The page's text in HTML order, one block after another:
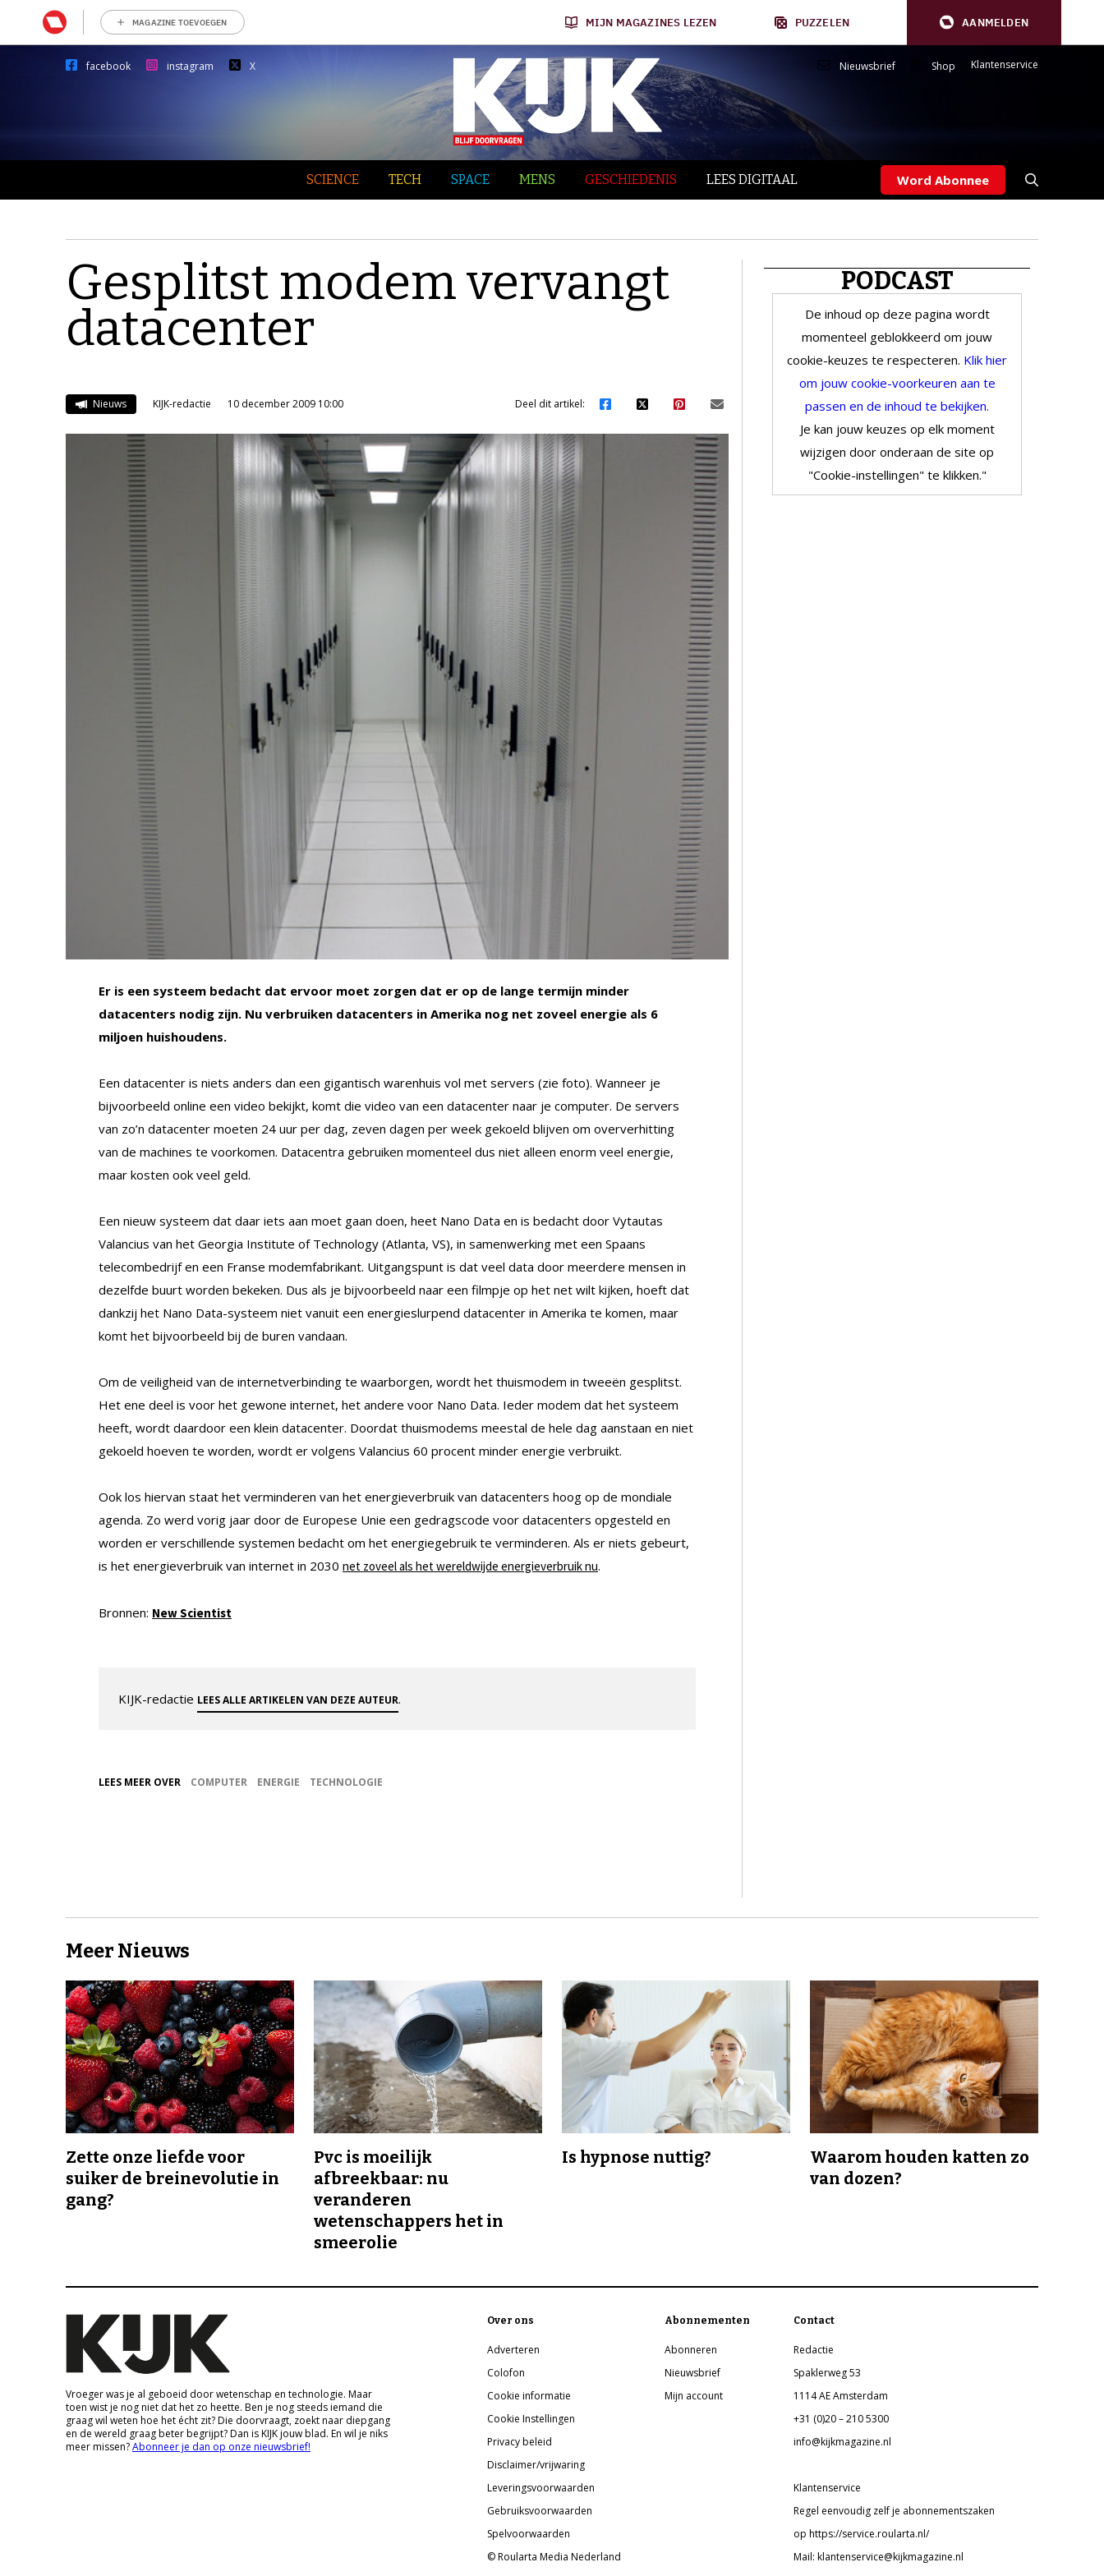
MAGAZINE TOEVOEGEN MIJN MAGAZINES LEZEN PUZZELEN AANMELDEN
facebook instagram X Nieuwsbrief Shop Klantenservice
SCIENCE TECH SPACE MENS GESCHIEDENIS LEES DIGITAAL Word Abonnee
Gesplitst modem vervangt
datacenter
Nieuws KIJK-redactie 10 december 2009 10:00 Deel dit artikel:
Er is een systeem bedacht dat ervoor moet zorgen dat er op de lange termijn minder
datacenters nodig zijn. Nu verbruiken datacenters in Amerika nog net zoveel energie als 6
miljoen huishoudens.
Een datacenter is niets anders dan een gigantisch warenhuis vol met servers (zie foto). Wanneer je
bijvoorbeeld online een video bekijkt, komt die video van een datacenter naar je computer. De servers
van zo’n datacenter moeten 24 uur per dag, zeven dagen per week gekoeld blijven om oververhitting
van de machines te voorkomen. Datacentra gebruiken momenteel dus niet alleen enorm veel energie,
maar kosten ook veel geld.
Een nieuw systeem dat daar iets aan moet gaan doen, heet Nano Data en is bedacht door Vytautas
Valancius van het Georgia Institute of Technology (Atlanta, VS), in samenwerking met een Spaans
telecombedrijf en een Franse modemfabrikant. Uitgangspunt is dat veel data door meerdere mensen in
dezelfde buurt worden bekeken. Dus als je bijvoorbeeld naar een filmpje op het net wilt kijken, hoeft dat
dankzij het Nano Data-systeem niet vanuit een energieslurpend datacenter in Amerika te komen, maar
komt het bijvoorbeeld bij de buren vandaan.
Om de veiligheid van de internetverbinding te waarborgen, wordt het thuismodem in tweeën gesplitst.
Het ene deel is voor het gewone internet, het andere voor Nano Data. Ieder modem dat het systeem
heeft, wordt daardoor een klein datacenter. Doordat thuismodems meestal de hele dag aanstaan en niet
gekoeld hoeven te worden, wordt er volgens Valancius 60 procent minder energie verbruikt.
Ook los hiervan staat het verminderen van het energieverbruik van datacenters hoog op de mondiale
agenda. Zo werd vorig jaar door de Europese Unie een gedragscode voor datacenters opgesteld en
worden er verschillende systemen bedacht om het energiegebruik te verminderen. Als er niets gebeurt,
is het energieverbruik van internet in 2030 net zoveel als het wereldwijde energieverbruik nu.
Bronnen: New Scientist
KIJK-redactie LEES ALLE ARTIKELEN VAN DEZE AUTEUR.
LEES MEER OVER COMPUTER ENERGIE TECHNOLOGIE
PODCAST
De inhoud op deze pagina wordt
momenteel geblokkeerd om jouw
cookie-keuzes te respecteren. Klik hier
om jouw cookie-voorkeuren aan te
passen en de inhoud te bekijken.
Je kan jouw keuzes op elk moment
wijzigen door onderaan de site op
"Cookie-instellingen" te klikken."
Meer Nieuws
Zette onze liefde voor
suiker de breinevolutie in
gang?
Pvc is moeilijk
afbreekbaar: nu
veranderen
wetenschappers het in
smeerolie
Is hypnose nuttig?
Waarom houden katten zo
van dozen?
Vroeger was je al geboeid door wetenschap en technologie. Maar
toen wist je nog niet dat het zo heette. Ben je nog steeds iemand die
graag wil weten hoe het écht zit? Die doorvraagt, zoekt naar diepgang
en de wereld graag beter begrijpt? Dan is KIJK jouw blad. En wil je niks
meer missen?Abonneer je dan op onze nieuwsbrief!
Over ons
Adverteren
Colofon
Cookie informatie
Cookie Instellingen
Privacy beleid
Disclaimer/vrijwaring
Leveringsvoorwaarden
Gebruiksvoorwaarden
Spelvoorwaarden
© Roularta Media Nederland
Abonnementen
Abonneren
Nieuwsbrief
Mijn account
Contact
Redactie
Spaklerweg 53
1114 AE Amsterdam
+31 (0)20 – 210 5300
info@kijkmagazine.nl
Klantenservice
Regel eenvoudig zelf je abonnementszaken
op https://service.roularta.nl/
Mail: klantenservice@kijkmagazine.nl